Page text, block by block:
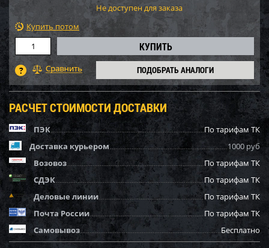
Не доступен для заказа
Купить потом
ПОДОБРАТЬ АНАЛОГИ
РАСЧЕТ СТОИМОСТИ ДОСТАВКИ
ПЭК
По тарифам ТК
Доставка курьером
1000 руб
Возовоз
По тарифам ТК
СДЭК
По тарифам ТК
Деловые линии
По тарифам ТК
Почта России
По тарифам ТК
Самовывоз
Бесплатно